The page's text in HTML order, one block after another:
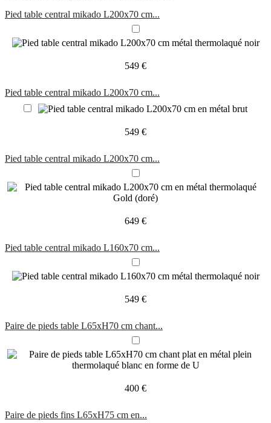
Pied table central mikado L200x70 cm...
549 €
Pied table central mikado L200x70 cm...
549 €
Pied table central mikado L200x70 cm...
649 €
Pied table central mikado L160x70 cm...
549 €
Paire de pieds table L65xH70 cm chant...
400 €
Paire de pieds fins L65xH75 cm en...